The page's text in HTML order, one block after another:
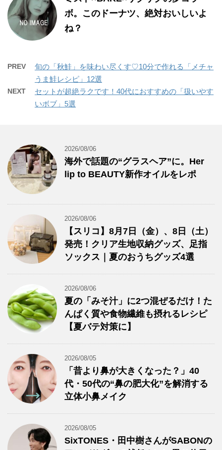
ボ。このドーナツ、絶対おいしいよ
ね？
PREV
旬の「秋鮭」を味わい尽くす♡10分で作れる「メチャ
うま鮭レシピ」12選
NEXT
セットが超絶ラクです！40代におすすめの「扱いやす
いボブ」5選
2026/08/06
海外で話題の“グラスヘア”に。Her
lip to BEAUTY新作オイルをレポ
2026/08/06
【スリコ】8月7日（金）、8日（土）
発売！クリア生地収納グッズ、足指
ソックス｜夏のおうちグッズ4選
2026/08/06
夏の「みそ汁」に2つ混ぜるだけ！た
んぱく質や食物繊維も摂れるレシピ
【夏バテ対策に】
2026/08/05
「昔より鼻が大きくなった？」40
代・50代の“鼻の肥大化”を解消する
立体小鼻メイク
2026/08/05
SixTONES・田中樹さんがSABONの